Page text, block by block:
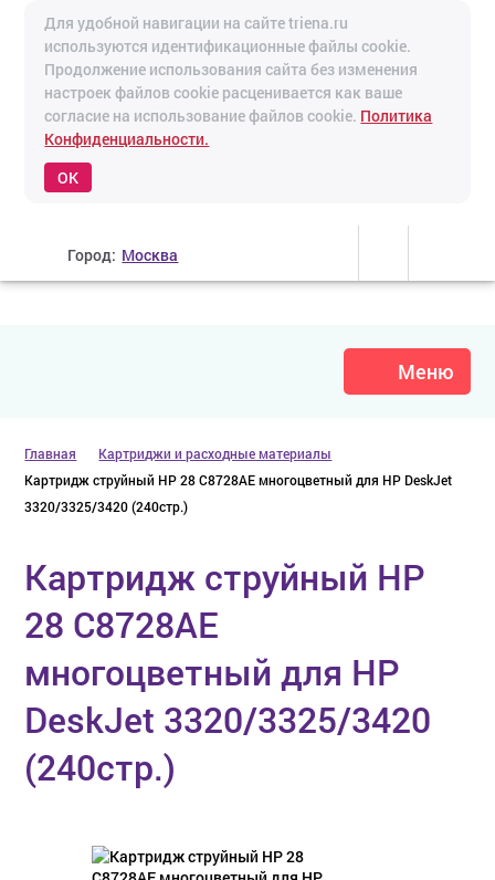
Для удобной навигации на сайте triena.ru
используются идентификационные файлы cookie.
Продолжение использования сайта без изменения
настроек файлов cookie расценивается как ваше
согласие на использование файлов cookie. Политика
Конфиденциальности.
OK
Город: Москва
Меню
Главная
Картриджи и расходные материалы
Картридж струйный HP 28 C8728AE многоцветный для HP DeskJet
3320/3325/3420 (240стр.)
Картридж струйный HP
28 C8728AE
многоцветный для HP
DeskJet 3320/3325/3420
(240стр.)